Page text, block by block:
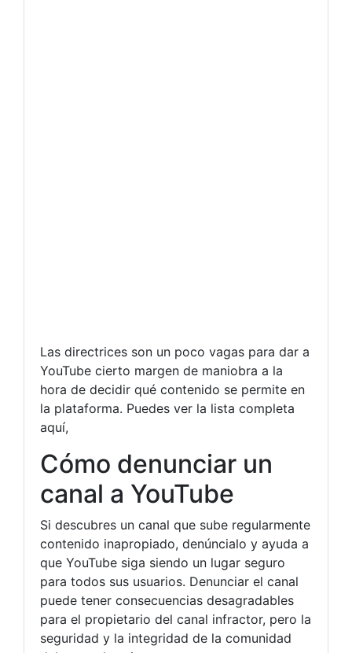
Las directrices son un poco vagas para dar a
YouTube cierto margen de maniobra a la
hora de decidir qué contenido se permite en
la plataforma. Puedes ver la lista completa
aquí,
Cómo denunciar un
canal a YouTube
Si descubres un canal que sube regularmente
contenido inapropiado, denúncialo y ayuda a
que YouTube siga siendo un lugar seguro
para todos sus usuarios. Denunciar el canal
puede tener consecuencias desagradables
para el propietario del canal infractor, pero la
seguridad y la integridad de la comunidad